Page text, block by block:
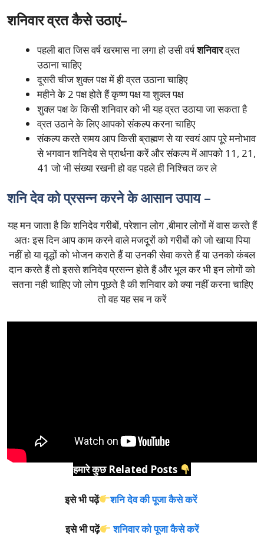
शनिवार व्रत कैसे उठाएं–
पहली बात जिस वर्ष खरमास ना लगा हो उसी वर्षशनिवारव्रत
उठाना चाहिए
दूसरी चीज शुक्ल पक्ष में ही व्रत उठाना चाहिए
महीने के 2 पक्ष होते हैं कृष्ण पक्ष या शुक्ल पक्ष
शुक्ल पक्ष के किसी शनिवार को भी यह व्रत उठाया जा सकता है
व्रत उठाने के लिए आपको संकल्प करना चाहिए
संकल्प करते समय आप किसी ब्राह्मण से या स्वयं आप पूरे मनोभाव
से भगवान शनिदेव से प्रार्थना करें और संकल्प में आपको 11, 21,
41 जो भी संख्या रखनी हो वह पहले ही निश्चित कर ले
शनि देव को प्रसन्नकरने के आसान उपाय –
यह मन जाता है कि शनिदेव गरीबों, परेशान लोग ,बीमार लोगों में वास करते हैं
अतः इस दिन आप काम करने वाले मजदूरों को गरीबों को जो खाया पिया
नहीं हो या वृद्धों को भोजन कराते हैं या उनकी सेवा करते हैं या उनको कंबल
दान करते हैं तो इससे शनिदेव प्रसन्न होते हैं और भूल कर भी इन लोगों को
सतना नही चाहिए जो लोग पूछते है की शनिवार को क्या नहीं करना चाहिए
तो वह यह सब न करें
हमारे कुछ Related Posts
इसे भी पढ़ें शनि देव की पूजा कैसे करें
इसे भी पढ़ें शनिवार को पूजा कैसे करें